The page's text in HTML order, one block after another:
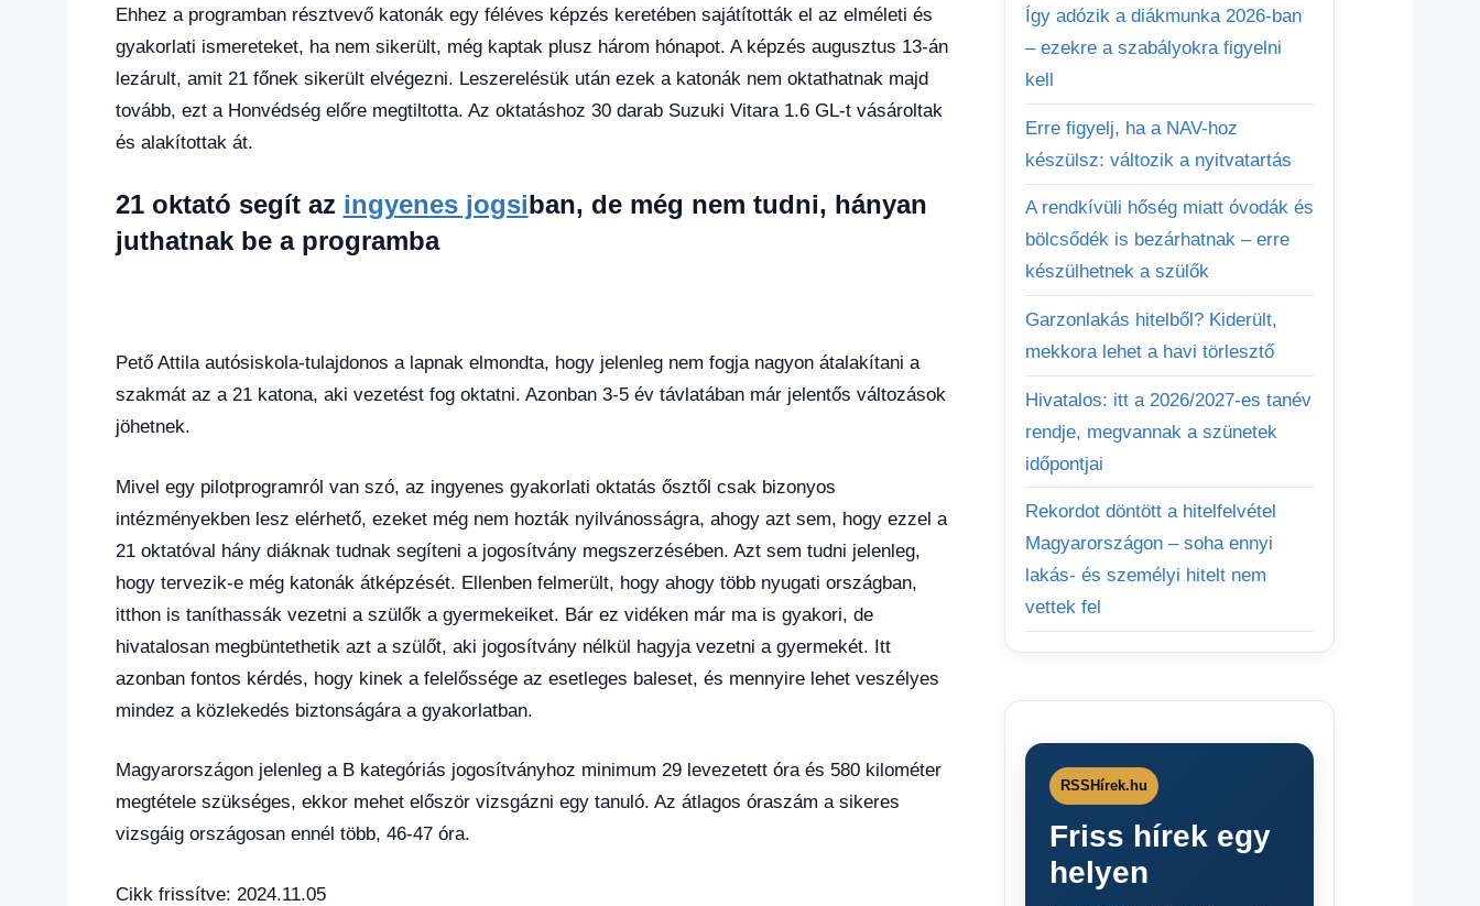
Ehhez a programban résztvevő katonák egy féléves képzés keretében sajátították el az elméleti és
gyakorlati ismereteket, ha nem sikerült, még kaptak plusz három hónapot. A képzés augusztus 13-án
lezárult, amit 21 főnek sikerült elvégezni. Leszerelésük után ezek a katonák nem oktathatnak majd
tovább, ezt a Honvédség előre megtiltotta. Az oktatáshoz 30 darab Suzuki Vitara 1.6 GL-t vásároltak
és alakítottak át.
21 oktató segít az ingyenes jogsiban, de még nem tudni, hányan
juthatnak be a programba
Pető Attila autósiskola-tulajdonos a lapnak elmondta, hogy jelenleg nem fogja nagyon átalakítani a
szakmát az a 21 katona, aki vezetést fog oktatni. Azonban 3-5 év távlatában már jelentős változások
jöhetnek.
Mivel egy pilotprogramról van szó, az ingyenes gyakorlati oktatás ősztől csak bizonyos
intézményekben lesz elérhető, ezeket még nem hozták nyilvánosságra, ahogy azt sem, hogy ezzel a
21 oktatóval hány diáknak tudnak segíteni a jogosítvány megszerzésében. Azt sem tudni jelenleg,
hogy tervezik-e még katonák átképzését. Ellenben felmerült, hogy ahogy több nyugati országban,
itthon is taníthassák vezetni a szülők a gyermekeiket. Bár ez vidéken már ma is gyakori, de
hivatalosan megbüntethetik azt a szülőt, aki jogosítvány nélkül hagyja vezetni a gyermekét. Itt
azonban fontos kérdés, hogy kinek a felelőssége az esetleges baleset, és mennyire lehet veszélyes
mindez a közlekedés biztonságára a gyakorlatban.
Magyarországon jelenleg a B kategóriás jogosítványhoz minimum 29 levezetett óra és 580 kilométer
megtétele szükséges, ekkor mehet először vizsgázni egy tanuló. Az átlagos óraszám a sikeres
vizsgáig országosan ennél több, 46-47 óra.
Cikk frissítve: 2024.11.05
Így adózik a diákmunka 2026-ban
– ezekre a szabályokra figyelni
kell
Erre figyelj, ha a NAV-hoz
készülsz: változik a nyitvatartás
A rendkívüli hőség miatt óvodák és
bölcsődék is bezárhatnak – erre
készülhetnek a szülők
Garzonlakás hitelből? Kiderült,
mekkora lehet a havi törlesztő
Hivatalos: itt a 2026/2027-es tanév
rendje, megvannak a szünetek
időpontjai
Rekordot döntött a hitelfelvétel
Magyarországon – soha ennyi
lakás- és személyi hitelt nem
vettek fel
RSSHírek.hu
Friss hírek egy
helyen